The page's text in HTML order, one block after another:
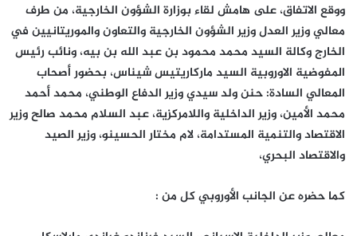
ووقع الاتفاق، على هامش لقاء بوزارة الشؤون الخارجية، من طرف
معالي وزير العدل وزير الشؤون الخارجية والتعاون والموريتانيين في
الخارج وكالة السيد محمد محمود بن عبد الله بن بيه، ونائب رئيس
المفوضية الاوروبية السيد ماركاريتيس شيناس، بحضور أصحاب
المعالي السادة: حنن ولد سيدي وزير الدفاع الوطني، محمد أحمد
محمد الأمين، وزير الداخلية واللامركزية، عبد السلام محمد صالح وزير
الاقتصاد والتنمية المستدامة، لام مختار الحسينو، وزير الصيد
والاقتصاد البحري،
كما حضره عن الجانب الأوروبي كل من :